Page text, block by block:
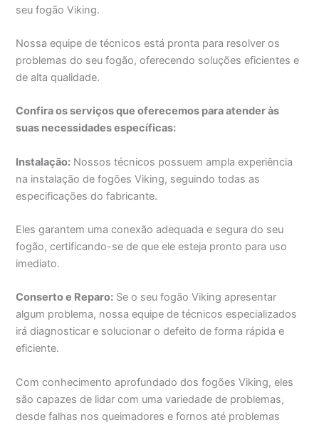
seu fogão Viking.
Nossa equipe de técnicos está pronta para resolver os
problemas do seu fogão, oferecendo soluções eficientes e
de alta qualidade.
Confira os serviços que oferecemos para atender às
suas necessidades específicas:
Instalação: Nossos técnicos possuem ampla experiência
na instalação de fogões Viking, seguindo todas as
especificações do fabricante.
Eles garantem uma conexão adequada e segura do seu
fogão, certificando-se de que ele esteja pronto para uso
imediato.
Conserto e Reparo: Se o seu fogão Viking apresentar
algum problema, nossa equipe de técnicos especializados
irá diagnosticar e solucionar o defeito de forma rápida e
eficiente.
Com conhecimento aprofundado dos fogões Viking, eles
são capazes de lidar com uma variedade de problemas,
desde falhas nos queimadores e fornos até problemas